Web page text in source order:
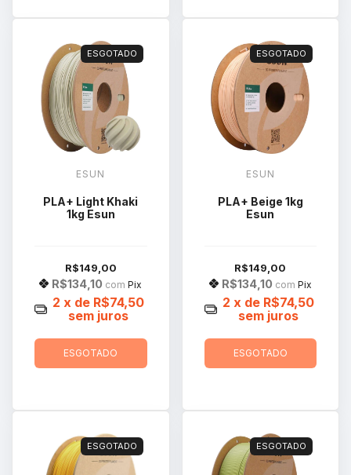
ESGOTADO
ESUN
PLA+ Light Khaki
1kg Esun
R$149,00
R$134,10 com Pix
2 x de R$74,50
sem juros
ESGOTADO
ESGOTADO
ESUN
PLA+ Beige 1kg
Esun
R$149,00
R$134,10 com Pix
2 x de R$74,50
sem juros
ESGOTADO
ESGOTADO ESGOTADO